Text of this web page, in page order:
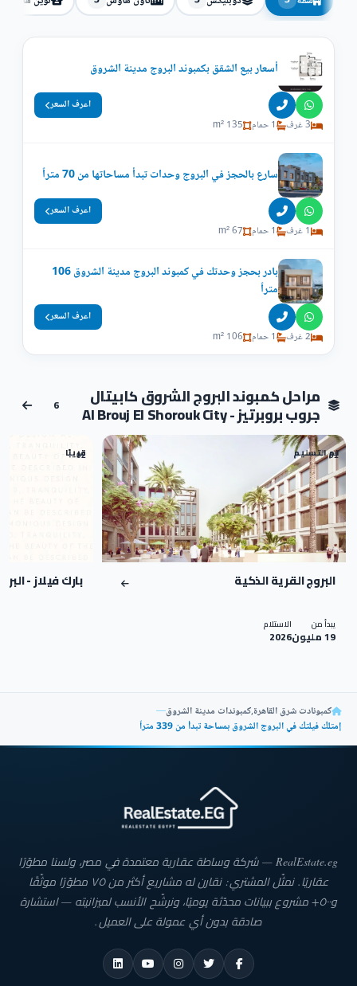
أسعار بيع الشقق بكمبوند البروج مدينة الشروق
3 غرف 1 حمام 135 m²
اعرف السعر
سارع بالحجز في البروج وحدات تبدأ مساحاتها من 70 متراً
1 غرف 1 حمام 67 m²
اعرف السعر
بادر بحجز وحدتك في كمبوند البروج مدينة الشروق 106
متراً
2 غرف 1 حمام 106 m²
اعرف السعر
مراحل كمبوند البروج الشروق كابيتال
جروب بروبرتيز - Al Brouj El Shorouk City 6
تم التسليم
01
البروج القرية الذكية
يبدأ من
19 مليون
الاستلام
2026
قريبًا
02
بارك فيلاز -
كمبونادت شرق القاهرة,كمبوندات مدينة الشروق—
إمتلك فيلتك في البروج الشروق بمساحة تبدأ من 339 متراً
RealEstate.eg — شركة وساطة عقارية معتمدة في مصر، ولسنا مطوّرًا
عقاريًا. نمثّل المشتري: نقارن له مشاريع أكثر من ٧٥ مطوّرًا موثّقًا
و٥٠٠+ مشروع ببيانات محدّثة يوميًا، ونرشّح الأنسب لميزانيته — استشارة
صادقة بدون أي عمولة على العميل.